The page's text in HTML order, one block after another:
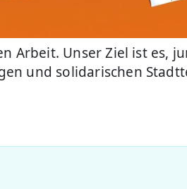
Arbeit. Unser Ziel ist es,
und solidarischen